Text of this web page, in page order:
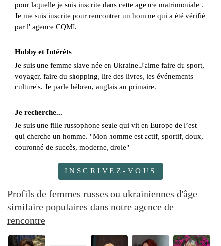
pour laquelle je suis inscrite dans cette agence matrimoniale .
Je me suis inscrite pour rencontrer un homme qui a été vérifié
par l' agence CQMI.
Hobby et Intérêts
Je suis une femme slave née en Ukraine.J'aime faire du sport,
voyager, faire du shopping, lire des livres, les événements
culturels. Je parle hébreu, anglais au primaire.
Je recherche...
Je suis une fille russophone seule qui vit en Europe de l’est
qui cherche un homme. "Mon homme est actif, sportif, doux,
couronné de succès, moderne, drole"
INSCRIVEZ-VOUS
Profils de femmes russes ou ukrainiennes d'âge
similaire populaires dans notre agence de
rencontre